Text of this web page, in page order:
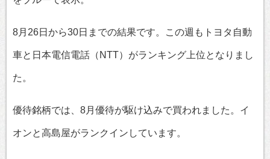
8月26日から30日までの結果です。この週もトヨタ自動
車と日本電信電話（NTT）がランキング上位となりまし
た。
優待銘柄では、8月優待が駆け込みで買われました。イ
オンと高島屋がランクインしています。